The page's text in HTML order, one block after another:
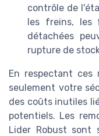
contrôle de
les freins, les
détachées
rupture de
En respectant ces
seulement votre
des coûts inutiles
potentiels. Les
Lider Robust sont